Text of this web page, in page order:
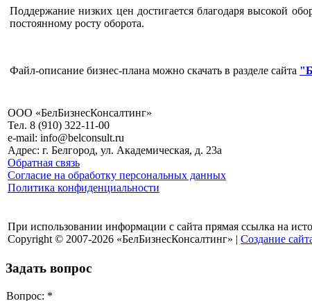
Поддержание низких цен достигается благодаря высокой
постоянному росту оборота.
Файл-описание бизнес-плана можно скачать в разделе сайта
ООО «БелБизнесКонсалтинг»
Тел. 8 (910) 322-11-00
e-mail: info@belconsult.ru
Адрес: г. Белгород, ул. Академическая, д. 23а
Обратная связь
Согласие на обработку персональных данных
Политика конфиденциальности
При использовании информации с сайта прямая ссылка на
Copyright © 2007-2026 «БелБизнесКонсалтинг» | Создание
Задать вопрос
Вопрос: *